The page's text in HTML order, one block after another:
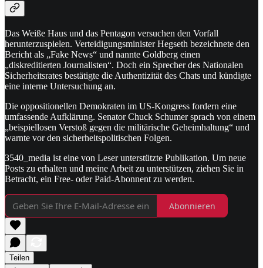
Das Weiße Haus und das Pentagon versuchen den Vorfall
herunterzuspielen. Verteidigungsminister Hegseth bezeichnete den
Bericht als „Fake News“ und nannte Goldberg einen
„diskreditierten Journalisten“. Doch ein Sprecher des Nationalen
Sicherheitsrates bestätigte die Authentizität des Chats und kündigte
eine interne Untersuchung an.
Die oppositionellen Demokraten im US-Kongress fordern eine
umfassende Aufklärung. Senator Chuck Schumer sprach von einem
„beispiellosen Verstoß gegen die militärische Geheimhaltung“ und
warnte vor den sicherheitspolitischen Folgen.
3540_media ist eine von Leser unterstützte Publikation. Um neue
Posts zu erhalten und meine Arbeit zu unterstützen, ziehen Sie in
Betracht, ein Free- oder Paid-Abonnent zu werden.
Abonnieren
Teilen